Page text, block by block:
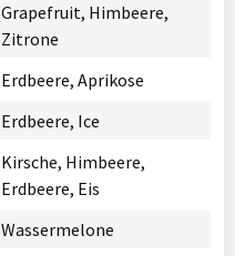
Grapefruit, Himbeere,
Zitrone
Erdbeere, Aprikose
Erdbeere, Ice
Kirsche, Himbeere,
Erdbeere, Eis
Wassermelone